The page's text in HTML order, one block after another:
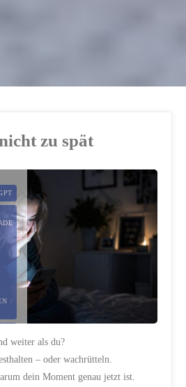
zu spät
/
/
weiter als du?
– oder wachrütteln.
dein Moment genau jetzt ist.